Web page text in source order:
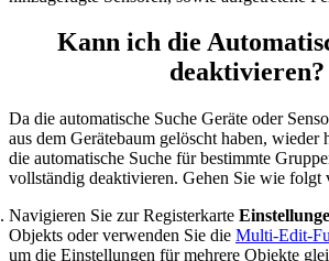
Kann ich die
deaktivieren?
Da die automatische Suche Geräte oder
aus dem Gerätebaum gelöscht haben,
die automatische Suche für bestimmte
vollständig deaktivieren. Gehen Sie wie folgt
Navigieren Sie zur Registerkarte
Objekts oder verwenden Sie die Multi-Edit-
um die Einstellungen für mehrere Objekte